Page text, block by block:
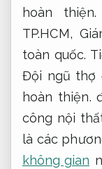
hoàn thiện.
TP.HCM,
toàn quốc.
Đội ngũ thợ
hoàn thiện.
công nội
là các
không gian